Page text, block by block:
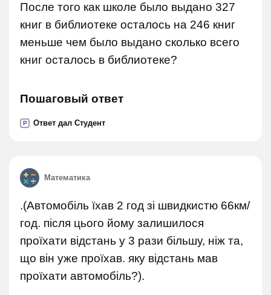
После того как школе было выдано 327
книг в библиотеке осталось на 246 книг
меньше чем было выдано сколько всего
книг осталось в библиотеке?
Пошаговый ответ
P Ответ дал Студент
Математика
.(Автомобіль їхав 2 год зі швидкистю 66км/
год. після цього йому залишилося
проїхати відстань у 3 рази більшу, ніж та,
що він уже проїхав. яку відстань мав
проїхати автомобіль?).